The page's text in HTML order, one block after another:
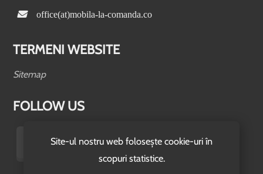
Site-ul nostru web folosește cookie-uri în
scopuri statistice.
office(at)mobila-la-comanda.co
TERMENI WEBSITE
Sitemap
FOLLOW US